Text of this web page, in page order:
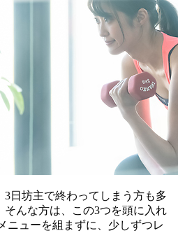
3日坊主で終わってしまう方も多
んな方は、この3つを頭に入れ
ニューを組まずに、少しずつレ